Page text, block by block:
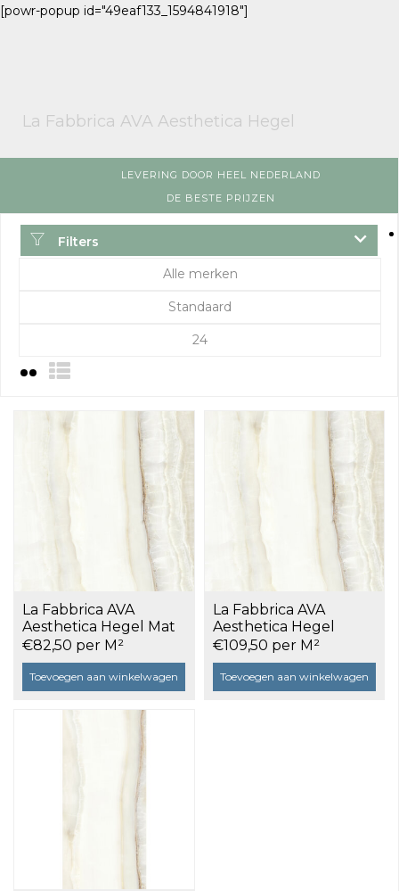
[powr-popup id="49eaf133_1594841918"]
La Fabbrica AVA Aesthetica Hegel
LEVERING DOOR HEEL NEDERLAND
DE BESTE PRIJZEN
Filters
Alle merken
Standaard
24
La Fabbrica AVA
Aesthetica Hegel Mat
079032 120x120 cm a
2,88 m²
€82,50 per M²
Toevoegen aan winkelwagen
La Fabbrica AVA
Aesthetica Hegel
Gepolijst 079031
120x120 cm a 2,88 m²
€109,50 per M²
Toevoegen aan winkelwagen